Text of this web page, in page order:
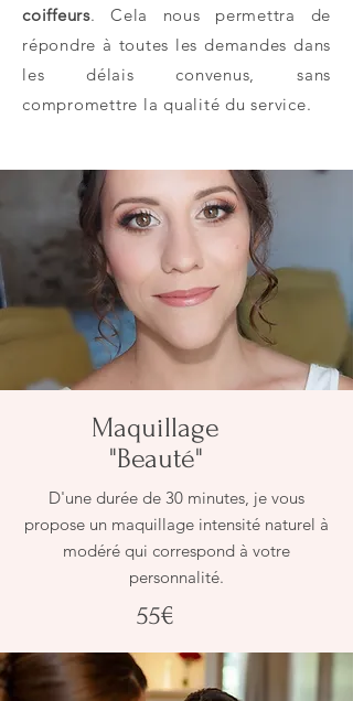
coiffeurs. Cela nous permettra de
répondre à toutes les demandes dans
les délais convenus, sans
compromettre la qualité du service.
Maquillage
"Beauté"
D'une durée de 30 minutes, je vous
propose un maquillage intensité naturel à
modéré qui correspond à votre
personnalité.
55€